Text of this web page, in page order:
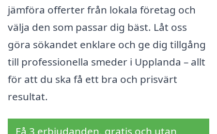
jämföra offerter från lokala företag och
välja den som passar dig bäst. Låt oss
göra sökandet enklare och ge dig tillgång
till professionella smeder i Upplanda – allt
för att du ska få ett bra och prisvärt
resultat.
Få 3 erbjudanden, gratis och utan